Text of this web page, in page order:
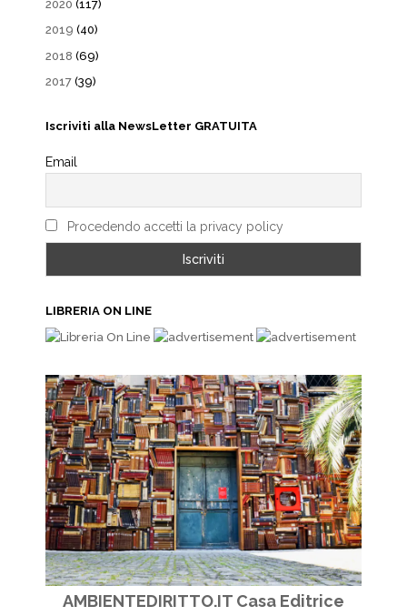
2020 (117)
2019 (40)
2018 (69)
2017 (39)
Iscriviti alla NewsLetter GRATUITA
Email
Procedendo accetti la privacy policy
LIBRERIA ON LINE
AMBIENTEDIRITTO.IT Casa Editrice